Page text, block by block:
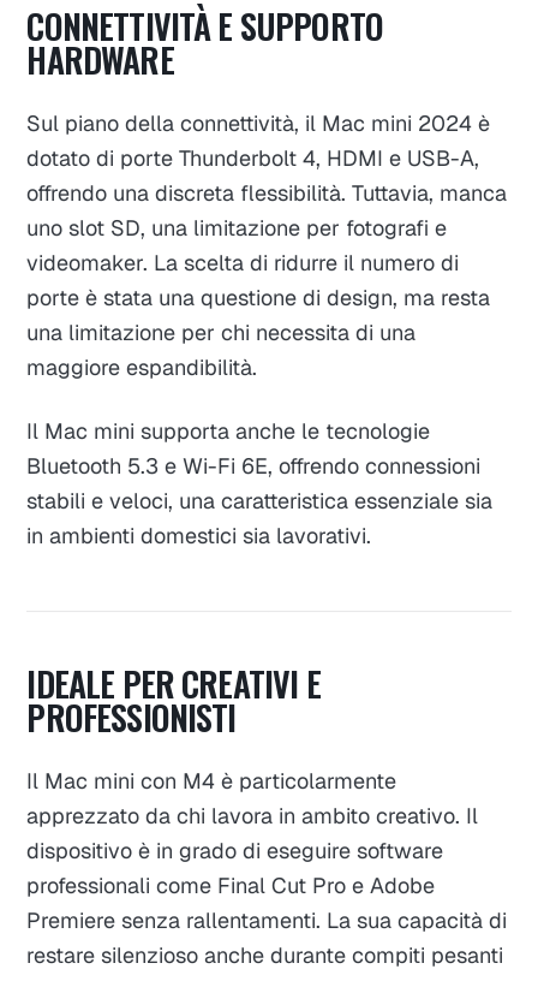
CONNETTIVITÀ E SUPPORTO
HARDWARE
Sul piano della connettività, il Mac mini 2024 è
dotato di porte Thunderbolt 4, HDMI e USB-A,
offrendo una discreta flessibilità. Tuttavia, manca
uno slot SD, una limitazione per fotografi e
videomaker. La scelta di ridurre il numero di
porte è stata una questione di design, ma resta
una limitazione per chi necessita di una
maggiore espandibilità.
Il Mac mini supporta anche le tecnologie
Bluetooth 5.3 e Wi-Fi 6E, offrendo connessioni
stabili e veloci, una caratteristica essenziale sia
in ambienti domestici sia lavorativi.
IDEALE PER CREATIVI E
PROFESSIONISTI
Il Mac mini con M4 è particolarmente
apprezzato da chi lavora in ambito creativo. Il
dispositivo è in grado di eseguire software
professionali come Final Cut Pro e Adobe
Premiere senza rallentamenti. La sua capacità di
restare silenzioso anche durante compiti pesanti